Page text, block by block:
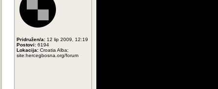
Pridružen/a: 12 lip 2009, 12:19
Postovi: 6194
Lokacija: Croatia Alba;
site:hercegbosna.org/forum